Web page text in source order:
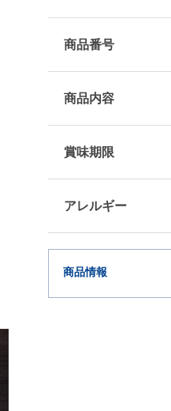
商品番号
商品内容
賞味期限
アレルギー
商品情報